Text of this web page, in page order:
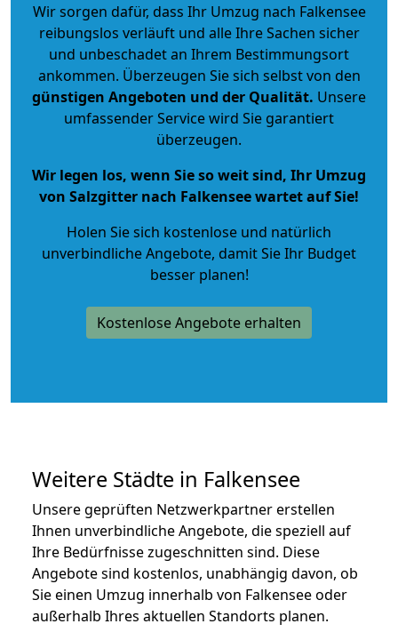
Wir sorgen dafür, dass Ihr Umzug nach Falkensee
reibungslos verläuft und alle Ihre Sachen sicher
und unbeschadet an Ihrem Bestimmungsort
ankommen. Überzeugen Sie sich selbst von den
günstigen Angeboten und der Qualität. Unsere
umfassender Service wird Sie garantiert
überzeugen.
Wir legen los, wenn Sie so weit sind, Ihr Umzug
von Salzgitter nach Falkensee wartet auf Sie!
Holen Sie sich kostenlose und natürlich
unverbindliche Angebote, damit Sie Ihr Budget
besser planen!
Kostenlose Angebote erhalten
Weitere Städte in Falkensee
Unsere geprüften Netzwerkpartner erstellen
Ihnen unverbindliche Angebote, die speziell auf
Ihre Bedürfnisse zugeschnitten sind. Diese
Angebote sind kostenlos, unabhängig davon, ob
Sie einen Umzug innerhalb von Falkensee oder
außerhalb Ihres aktuellen Standorts planen.